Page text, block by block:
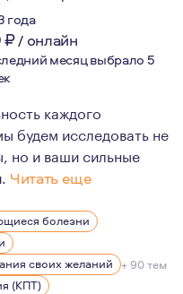
года
₽/ онлайн
месяц выбрало 5
каждого
будем исследовать не
но и ваши сильные
Читать еще
и благодаря этому
собак, языки,
болезни
своих желаний + 90 тем
(КПТ)